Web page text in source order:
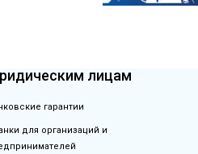
лицам
гарантии
для организаций и